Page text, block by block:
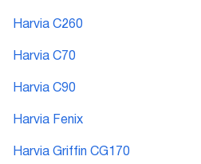
Harvia C260
Harvia C70
Harvia C90
Harvia Fenix
Harvia Griffin CG170